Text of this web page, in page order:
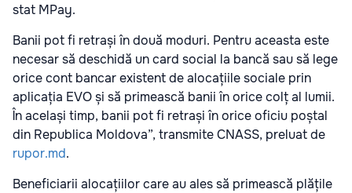
stat MPay.
Banii pot fi retrași în două moduri. Pentru aceasta este
necesar să deschidă un card social la bancă sau să lege
orice cont bancar existent de alocațiile sociale prin
aplicația EVO și să primească banii în orice colț al lumii.
În același timp, banii pot fi retrași în orice oficiu poștal
din Republica Moldova”, transmite CNASS, preluat de
rupor.md.
Beneficiarii alocațiilor care au ales să primească plățile